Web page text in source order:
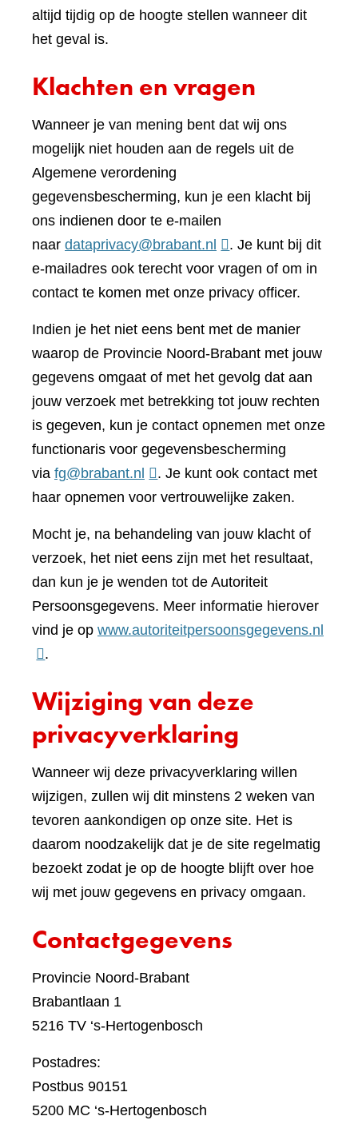
altijd tijdig op de hoogte stellen wanneer dit
het geval is.
Klachten en vragen
Wanneer je van mening bent dat wij ons
mogelijk niet houden aan de regels uit de
Algemene verordening
gegevensbescherming, kun je een klacht bij
ons indienen door te e-mailen
naar dataprivacy@brabant.nl
. Je kunt bij dit
e-mailadres ook terecht voor vragen of om in
contact te komen met onze privacy officer.
Indien je het niet eens bent met de manier
waarop de Provincie Noord-Brabant met jouw
gegevens omgaat of met het gevolg dat aan
jouw verzoek met betrekking tot jouw rechten
is gegeven, kun je contact opnemen met onze
functionaris voor gegevensbescherming
via fg@brabant.nl
. Je kunt ook contact met
haar opnemen voor vertrouwelijke zaken.
Mocht je, na behandeling van jouw klacht of
verzoek, het niet eens zijn met het resultaat,
dan kun je je wenden tot de Autoriteit
Persoonsgegevens. Meer informatie hierover
vind je op www.autoriteitpersoonsgegevens.nl
.
Wijziging van deze
privacyverklaring
Wanneer wij deze privacyverklaring willen
wijzigen, zullen wij dit minstens 2 weken van
tevoren aankondigen op onze site. Het is
daarom noodzakelijk dat je de site regelmatig
bezoekt zodat je op de hoogte blijft over hoe
wij met jouw gegevens en privacy omgaan.
Contactgegevens
Provincie Noord-Brabant
Brabantlaan 1
5216 TV ‘s-Hertogenbosch
Postadres:
Postbus 90151
5200 MC ‘s-Hertogenbosch